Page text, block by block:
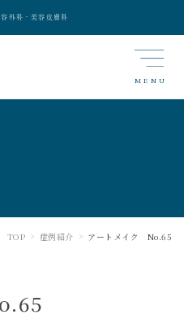
外科・美容皮膚科
MENU
TOP > 症例紹介 > アートメイク No.65